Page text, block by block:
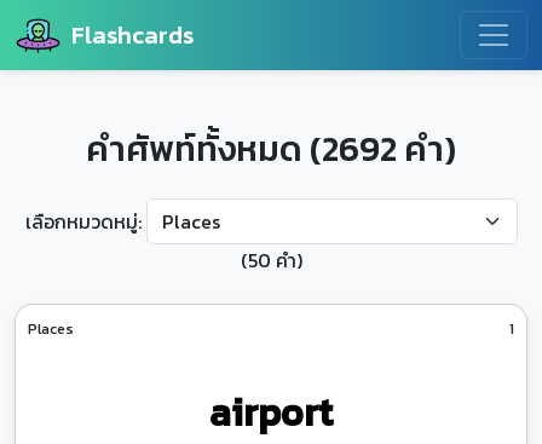
Flashcards
คำศัพท์ทั้งหมด (2692 คำ)
เลือกหมวดหมู่:
(50 คำ)
Places 1
airport